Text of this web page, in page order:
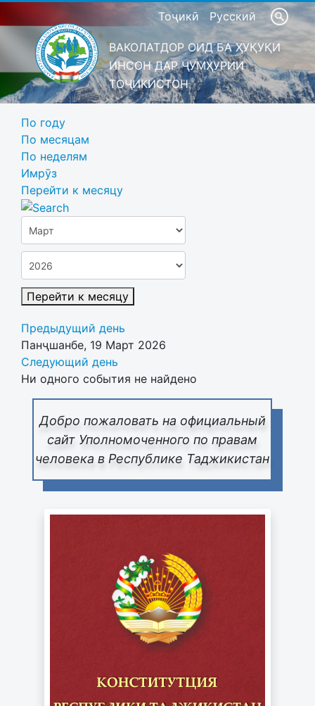
Тоҷикӣ Русский
ВАКОЛАТДОР ОИД БА ҲУҚУҚИ
ИНСОН ДАР ҶУМҲУРИИ
ТОҶИКИСТОН
Добро пожаловать на официальный
сайт Уполномоченного по правам
человека в Республике Таджикистан
По году
По месяцам
По неделям
Имрӯз
Перейти к месяцу
Перейти к месяцу
Предыдущий день
Панҷшанбе, 19 Март 2026
Следующий день
Ни одного события не найдено